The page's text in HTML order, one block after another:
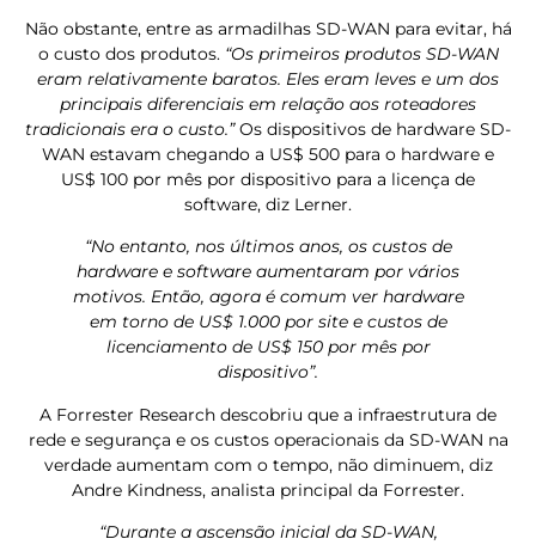
Não obstante, entre as armadilhas SD-WAN para evitar, há
o custo dos produtos. “Os primeiros produtos SD-WAN
eram relativamente baratos. Eles eram leves e um dos
principais diferenciais em relação aos roteadores
tradicionais era o custo.”Os dispositivos de hardware SD-
WAN estavam chegando a US$ 500 para o hardware e
US$ 100 por mês por dispositivo para a licença de
software, diz Lerner.
“No entanto, nos últimos anos, os custos de
hardware e software aumentaram por vários
motivos. Então, agora é comum ver hardware
em torno de US$ 1.000 por site e custos de
licenciamento de US$ 150 por mês por
dispositivo”.
A Forrester Research descobriu que a infraestrutura de
rede e segurança e os custos operacionais da SD-WAN na
verdade aumentam com o tempo, não diminuem, diz
Andre Kindness, analista principal da Forrester.
“Durante a ascensão inicial da SD-WAN,